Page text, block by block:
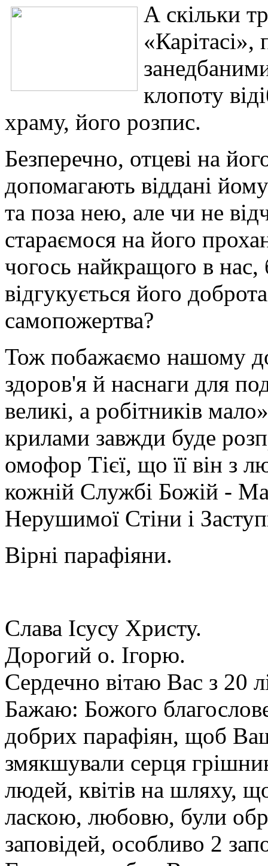
А скільки
клопоту
храму, його розпис.
Безперечно, отцеві на
допомагають віддані
та поза нею, але чи не
стараємося на його
чогось найкращого в нас,
відгукується його
самопожертва?
Тож побажаємо нашому
здоров'я й наснаги для
великі, а робітників
крилами завжди буде
омофор Тієї, що її він з
кожній Службі Божій -
Нерушимої Стіни і
Вірні парафіяни.
Слава Ісусу Христу.
Дорогий о. Ігорю.
Сердечно вітаю Вас з 20
Бажаю: Божого
добрих парафіян, щоб
змякшували серця
людей, квітів на шляху,
ласкою, любовю, були
заповідей, особливо 2